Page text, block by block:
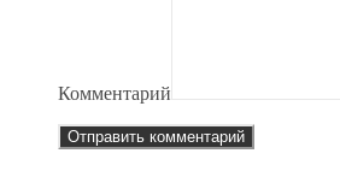
Комментарий